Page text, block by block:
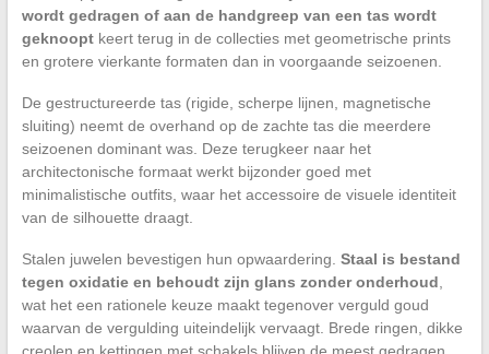
wordt gedragen of aan de handgreep van een tas wordt
geknooptkeert terug in de collecties met geometrische prints
en grotere vierkante formaten dan in voorgaande seizoenen.
De gestructureerde tas (rigide, scherpe lijnen, magnetische
sluiting) neemt de overhand op de zachte tas die meerdere
seizoenen dominant was. Deze terugkeer naar het
architectonische formaat werkt bijzonder goed met
minimalistische outfits, waar het accessoire de visuele identiteit
van de silhouette draagt.
Stalen juwelen bevestigen hun opwaardering. Staal is bestand
tegen oxidatie en behoudt zijn glans zonder onderhoud,
wat het een rationele keuze maakt tegenover verguld goud
waarvan de vergulding uiteindelijk vervaagt. Brede ringen, dikke